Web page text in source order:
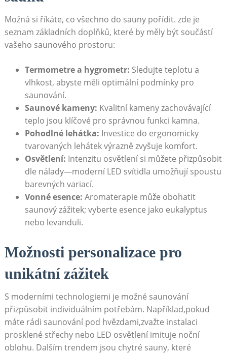
Možná si říkáte, co všechno do ⁤sauny pořídit.‌ zde je
⁢seznam‌ základních doplňků, které by měly ‌být ⁤součástí
vašeho saunového prostoru:
Termometre a hygrometr: Sledujte teplotu⁤ a
vlhkost, abyste měli ‌optimální podmínky pro
saunování.
Saunové kameny: Kvalitní kameny⁤ zachovávající
teplo jsou klíčové pro správnou funkci⁣ kamna.
Pohodlné lehátka: Investice do ergonomicky
tvarovaných lehátek výrazně ⁢zvyšuje‌ komfort.
Osvětlení: Intenzitu osvětlení si můžete přizpůsobit
dle nálady—moderní⁢ LED svítidla umožňují ⁤spoustu
barevných variací.
Vonné esence: Aromaterapie může obohatit
saunový zážitek; vyberte esence jako eukalyptus
nebo levanduli.
Možnosti personalizace pro
unikátní zážitek
S moderními technologiemi je možné saunování
přizpůsobit⁤ individuálním potřebám. Například,pokud
máte rádi saunování ⁢pod hvězdami,zvažte instalaci
prosklené střechy nebo‌ LED osvětlení imituje noční
oblohu. Dalším trendem‌ jsou⁣ chytré sauny, které